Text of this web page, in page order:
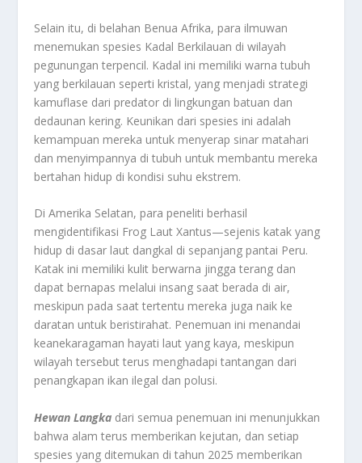
Selain itu, di belahan Benua Afrika, para ilmuwan
menemukan spesies Kadal Berkilauan di wilayah
pegunungan terpencil. Kadal ini memiliki warna tubuh
yang berkilauan seperti kristal, yang menjadi strategi
kamuflase dari predator di lingkungan batuan dan
dedaunan kering. Keunikan dari spesies ini adalah
kemampuan mereka untuk menyerap sinar matahari
dan menyimpannya di tubuh untuk membantu mereka
bertahan hidup di kondisi suhu ekstrem.
Di Amerika Selatan, para peneliti berhasil
mengidentifikasi Frog Laut Xantus—sejenis katak yang
hidup di dasar laut dangkal di sepanjang pantai Peru.
Katak ini memiliki kulit berwarna jingga terang dan
dapat bernapas melalui insang saat berada di air,
meskipun pada saat tertentu mereka juga naik ke
daratan untuk beristirahat. Penemuan ini menandai
keanekaragaman hayati laut yang kaya, meskipun
wilayah tersebut terus menghadapi tantangan dari
penangkapan ikan ilegal dan polusi.
Hewan Langka dari semua penemuan ini menunjukkan
bahwa alam terus memberikan kejutan, dan setiap
spesies yang ditemukan di tahun 2025 memberikan